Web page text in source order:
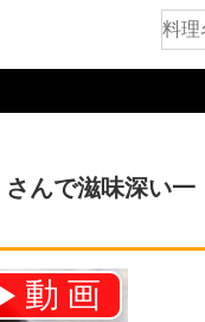
んで滋味深い一
動画